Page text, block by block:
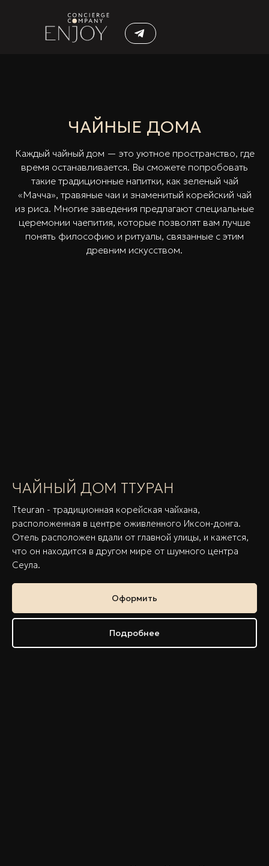
ЧАЙНЫЕ ДОМА
Каждый чайный дом — это уютное пространство, где
время останавливается. Вы сможете попробовать
такие традиционные напитки, как зеленый чай
«Мачча», травяные чаи и знаменитый корейский чай
из риса. Многие заведения предлагают специальные
церемонии чаепития, которые позволят вам лучше
понять философию и ритуалы, связанные с этим
древним искусством.
ЧАЙНЫЙ ДОМ ТТУРАН
Tteuran - традиционная корейская чайхана,
расположенная в центре оживленного Иксон-донга.
Отель расположен вдали от главной улицы, и кажется,
что он находится в другом мире от шумного центра
Сеула.
Оформить
Подробнее